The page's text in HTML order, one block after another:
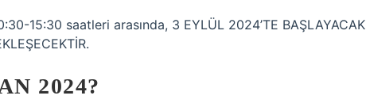
15:30 saatleri arasında, 3 EYLÜL 2024’TE BAŞLAYACAK
2024?